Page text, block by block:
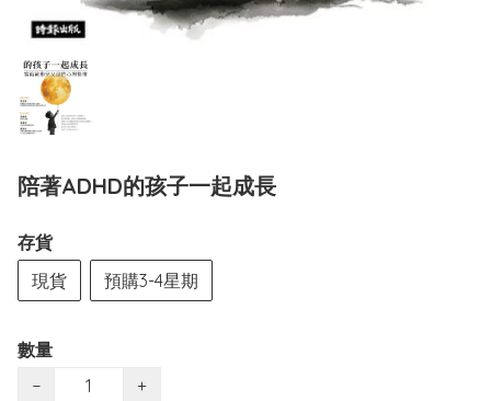
陪著ADHD的孩子一起成長
存貨
現貨
預購3-4星期
數量
−
+